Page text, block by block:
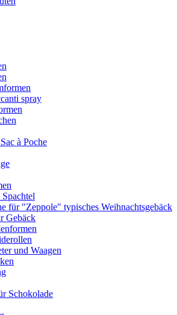
spray
à Poche
für "Zeppole" typisches Weihnachtsgebäck
Gebäck
und Waagen
Schokolade